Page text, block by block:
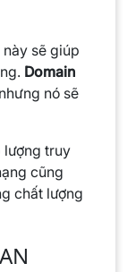
sẽ giúp
Domain
nó sẽ
lượng truy
cũng
chất lượng